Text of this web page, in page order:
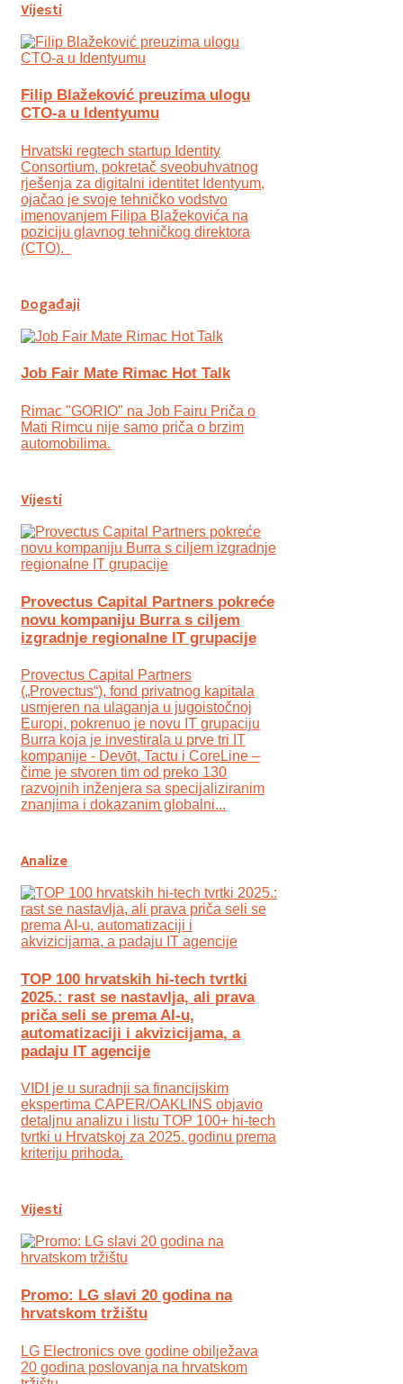
Vijesti
Filip Blažeković preuzima ulogu
CTO-a u Identyumu
Hrvatski regtech startup Identity
Consortium, pokretač sveobuhvatnog
rješenja za digitalni identitet Identyum,
ojаčao je svoje tehničko vodstvo
imenovanjem Filipa Blažekovića na
poziciju glavnog tehničkog direktora
(CTO).
Događaji
Job Fair Mate Rimac Hot Talk
Rimac "GORIO" na Job Fairu Priča o
Mati Rimcu nije samo priča o brzim
automobilima.
Vijesti
Provectus Capital Partners pokreće
novu kompaniju Burra s ciljem
izgradnje regionalne IT grupacije
Provectus Capital Partners
(„Provectus“), fond privatnog kapitala
usmjeren na ulaganja u jugoistočnoj
Europi, pokrenuo je novu IT grupaciju
Burra koja je investirala u prve tri IT
kompanije - Devōt, Tactu i CoreLine –
čime je stvoren tim od preko 130
razvojnih inženjera sa specijaliziranim
znanjima i dokazanim globalni...
Analize
TOP 100 hrvatskih hi-tech tvrtki
2025.: rast se nastavlja, ali prava
priča seli se prema AI-u,
automatizaciji i akvizicijama, a
padaju IT agencije
VIDI je u suradnji sa financijskim
ekspertima CAPER/OAKLINS objavio
detaljnu analizu i listu TOP 100+ hi-tech
tvrtki u Hrvatskoj za 2025. godinu prema
kriteriju prihoda.
Vijesti
Promo: LG slavi 20 godina na
hrvatskom tržištu
LG Electronics ove godine obilježava
20 godina poslovanja na hrvatskom